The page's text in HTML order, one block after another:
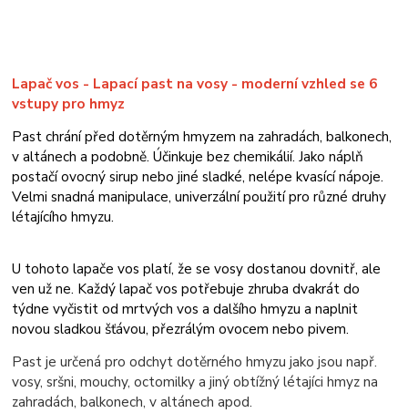
Lapač vos - Lapací past na vosy - moderní vzhled se 6
vstupy pro hmyz
Past chrání před dotěrným hmyzem na zahradách, balkonech,
v altánech a podobně. Účinkuje bez chemikálií. Jako náplň
postačí ovocný sirup nebo jiné sladké, nelépe kvasící nápoje.
Velmi snadná manipulace, univerzální použití pro různé druhy
létajícího hmyzu.
U tohoto lapače vos platí, že se vosy dostanou dovnitř, ale
ven už ne. Každý lapač vos potřebuje zhruba dvakrát do
týdne vyčistit od mrtvých vos a dalšího hmyzu a naplnit
novou sladkou šťávou, přezrálým ovocem nebo pivem.
Past je určená pro odchyt dotěrného hmyzu jako jsou např.
vosy, sršni, mouchy, octomilky a jiný obtížný létajíci hmyz na
zahradách, balkonech, v altánech apod.